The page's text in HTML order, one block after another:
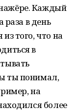
Каждый
раза в день
того, что на
в
ты понимал,
на
более